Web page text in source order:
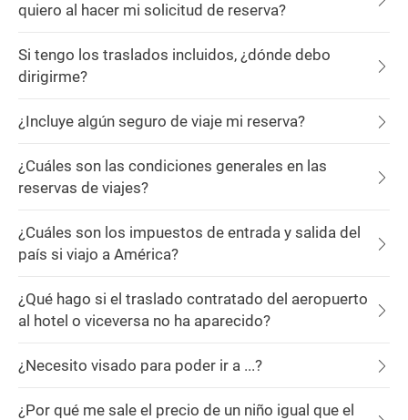
quiero al hacer mi solicitud de reserva?
Si tengo los traslados incluidos, ¿dónde debo
dirigirme?
¿Incluye algún seguro de viaje mi reserva?
¿Cuáles son las condiciones generales en las
reservas de viajes?
¿Cuáles son los impuestos de entrada y salida del
país si viajo a América?
¿Qué hago si el traslado contratado del aeropuerto
al hotel o viceversa no ha aparecido?
¿Necesito visado para poder ir a ...?
¿Por qué me sale el precio de un niño igual que el